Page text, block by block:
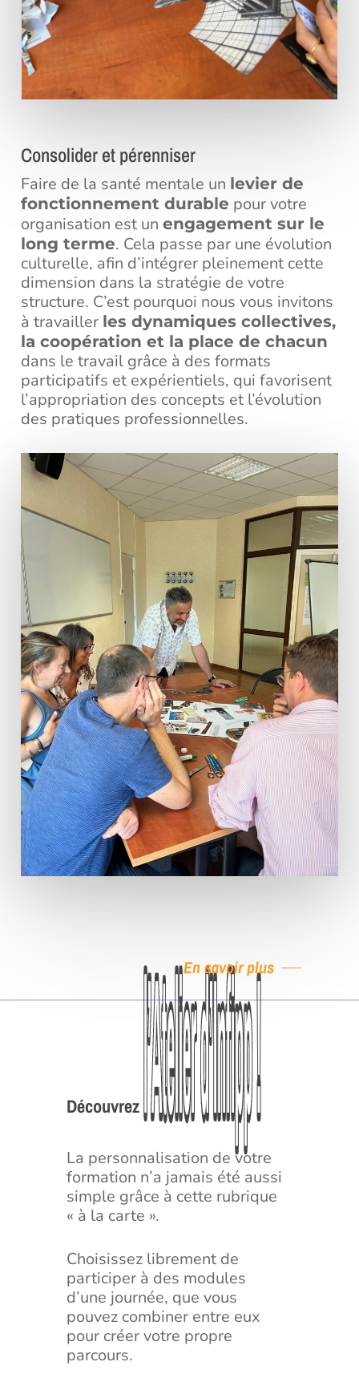
Consolider et pérenniser
Faire de la santé mentale un levier de
fonctionnement durable pour votre
organisation est un engagement sur le
long terme. Cela passe par une évolution
culturelle, afin d’intégrer pleinement cette
dimension dans la stratégie de votre
structure. C’est pourquoi nous vous invitons
à travailler les dynamiques collectives,
la coopération et la place de chacun
dans le travail grâce à des formats
participatifs et expérientiels, qui favorisent
l’appropriation des concepts et l’évolution
des pratiques professionnelles.
En savoir plus
Découvrez l’Atelier
l’Atelier d’Infipp
d’Infipp
La personnalisation de votre
formation n’a jamais été aussi
simple grâce à cette rubrique
« à la carte ».
Choisissez librement de
participer à des modules
d’une journée, que vous
pouvez combiner entre eux
pour créer votre propre
parcours.